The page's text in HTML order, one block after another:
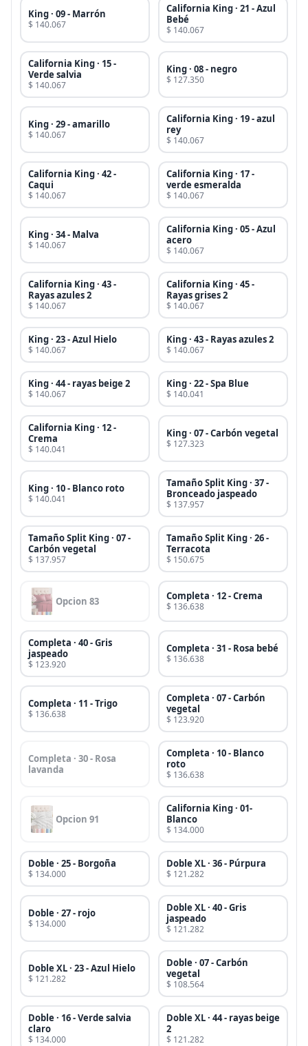
King · 09 - Marrón
$ 140.067
California King · 21 - Azul
Bebé
$ 140.067
California King · 15 -
Verde salvia
$ 140.067
King · 08 - negro
$ 127.350
King · 29 - amarillo
$ 140.067
California King · 19 - azul
rey
$ 140.067
California King · 42 -
Caqui
$ 140.067
California King · 17 -
verde esmeralda
$ 140.067
King · 34 - Malva
$ 140.067
California King · 05 - Azul
acero
$ 140.067
California King · 43 -
Rayas azules 2
$ 140.067
California King · 45 -
Rayas grises 2
$ 140.067
King · 23 - Azul Hielo
$ 140.067
King · 43 - Rayas azules 2
$ 140.067
King · 44 - rayas beige 2
$ 140.067
King · 22 - Spa Blue
$ 140.041
California King · 12 -
Crema
$ 140.041
King · 07 - Carbón vegetal
$ 127.323
King · 10 - Blanco roto
$ 140.041
Tamaño Split King · 37 -
Bronceado jaspeado
$ 137.957
Tamaño Split King · 07 -
Carbón vegetal
$ 137.957
Tamaño Split King · 26 -
Terracota
$ 150.675
Opcion 83 Completa · 12 - Crema
$ 136.638
Completa · 40 - Gris
jaspeado
$ 123.920
Completa · 31 - Rosa bebé
$ 136.638
Completa · 11 - Trigo
$ 136.638
Completa · 07 - Carbón
vegetal
$ 123.920
Completa · 30 - Rosa
lavanda
Completa · 10 - Blanco
roto
$ 136.638
Opcion 91
California King · 01-
Blanco
$ 134.000
Doble · 25 - Borgoña
$ 134.000
Doble XL · 36 - Púrpura
$ 121.282
Doble · 27 - rojo
$ 134.000
Doble XL · 40 - Gris
jaspeado
$ 121.282
Doble XL · 23 - Azul Hielo
$ 121.282
Doble · 07 - Carbón
vegetal
$ 108.564
Doble · 16 - Verde salvia
claro
$ 134.000
Doble XL · 44 - rayas beige
2
$ 121.282